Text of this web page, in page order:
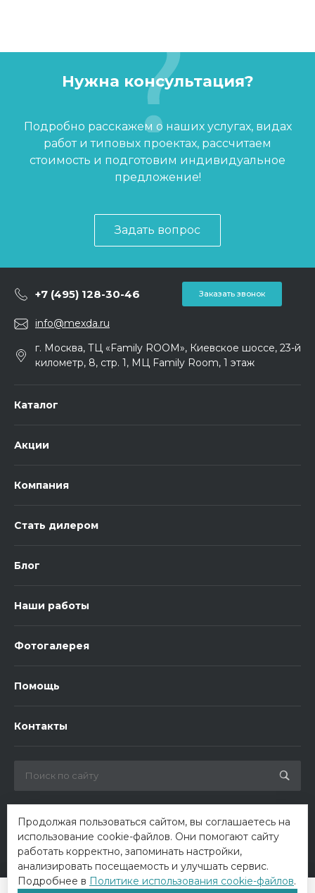
Нужна консультация?
Подробно расскажем о наших услугах, видах
работ и типовых проектах, рассчитаем
стоимость и подготовим индивидуальное
предложение!
Задать вопрос
+7 (495) 128-30-46 Заказать звонок
info@mexda.ru
г. Москва, ТЦ «Family ROOM», Киевское шоссе, 23-й
километр, 8, стр. 1, МЦ Family Room, 1 этаж
Каталог
Акции
Компания
Стать дилером
Блог
Наши работы
Фотогалерея
Помощь
Контакты
Продолжая пользоваться сайтом, вы соглашаетесь на
использование cookie-файлов. Они помогают сайту
работать корректно, запоминать настройки,
анализировать посещаемость и улучшать сервис.
Подробнее в Политике использования cookie-файлов.